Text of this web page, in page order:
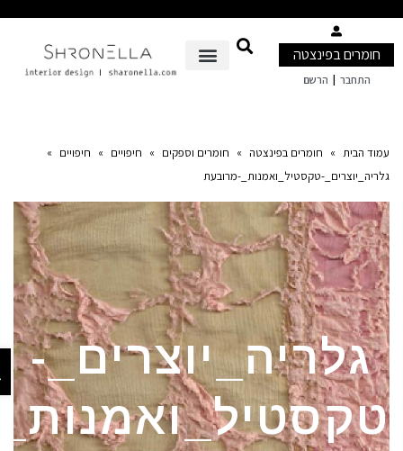
חומרים בפינצטה
התחבר | הרשם
הבית » חומרים בפינצטה » חומרים וספקים » חיפויים » חיפויים »
טקסטיל_ואמנות_-מרובעת
גלריה_יוצרים_-